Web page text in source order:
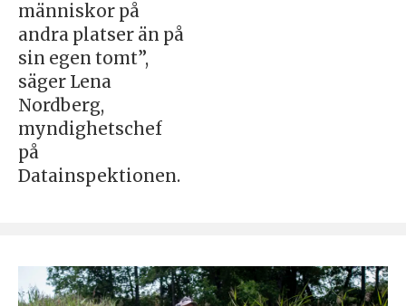
människor på
andra platser än på
sin egen tomt”,
säger Lena
Nordberg,
myndighetschef
på
Datainspektionen.